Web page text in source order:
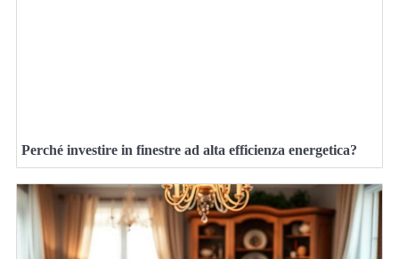
Perché investire in finestre ad alta efficienza energetica?